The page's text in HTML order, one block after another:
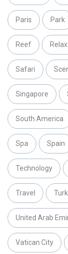
Paris Park
Reef
Safari
Singapore
South America
Spa Spain
Technology
Travel
United Arab
Vatican City